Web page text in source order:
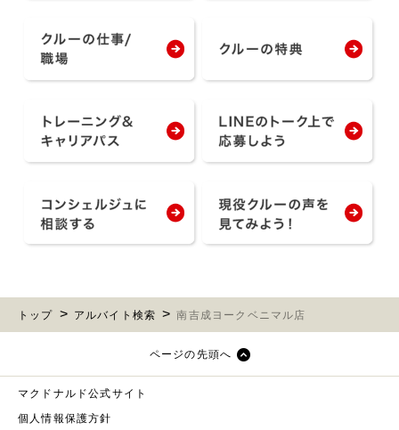
トップ アルバイト検索 南吉成ヨークベニマル店
ページの先頭へ
マクドナルド公式サイト
個人情報保護方針